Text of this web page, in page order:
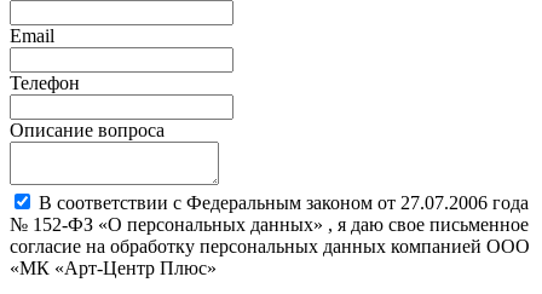
Email
Телефон
Описание вопроса
В соответствии с Федеральным законом от 27.07.2006 года
№ 152-ФЗ «О персональных данных» , я даю свое письменное
согласие на обработку персональных данных компанией ООО
«МК «Арт-Центр Плюс»